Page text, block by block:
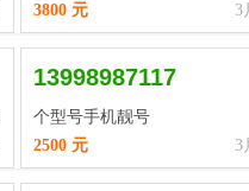
3
3800 元
13998987117
个型号手机靓号
3
2500 元